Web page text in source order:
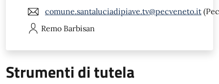
comune.santaluciadipiave.tv@pecveneto.it
Remo Barbisan
Strumenti di tutela